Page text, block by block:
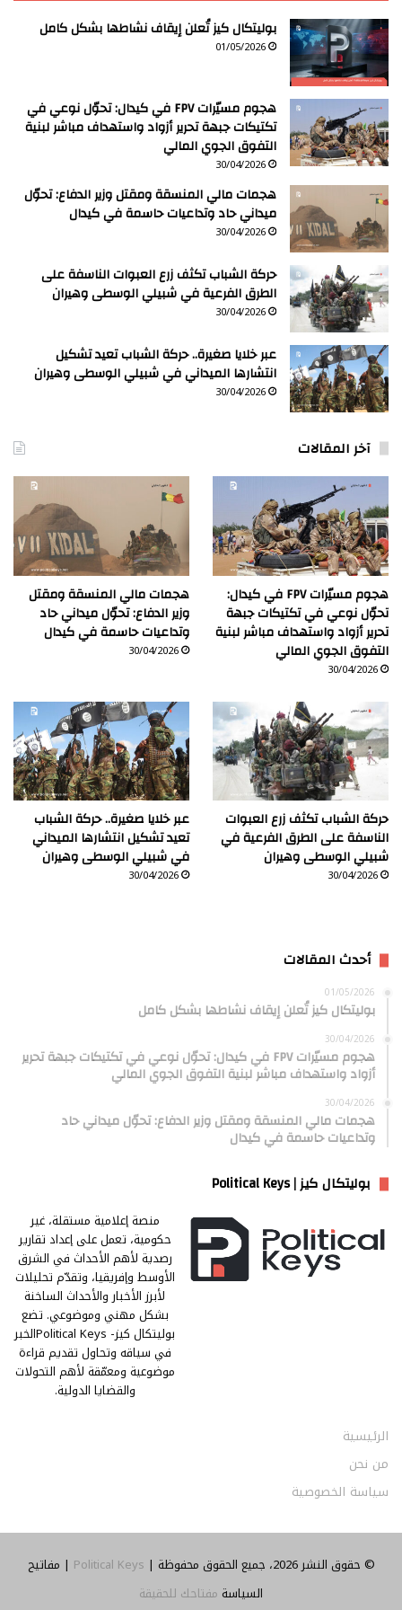
بوليتكال كيز تُعلن إيقاف نشاطها بشكل كامل
01/05/2026
هجوم مسيّرات FPV في كيدال: تحوّل نوعي في
تكتيكات جبهة تحرير أزواد واستهداف مباشر لبنية
التفوق الجوي المالي
30/04/2026
هجمات مالي المنسقة ومقتل وزير الدفاع: تحوّل
ميداني حاد وتداعيات حاسمة في كيدال
30/04/2026
حركة الشباب تكثف زرع العبوات الناسفة على
الطرق الفرعية في شبيلي الوسطى وهيران
30/04/2026
عبر خلايا صغيرة.. حركة الشباب تعيد تشكيل
انتشارها الميداني في شبيلي الوسطى وهيران
30/04/2026
آخر المقالات
هجوم مسيّرات FPV في كيدال:
تحوّل نوعي في تكتيكات جبهة
تحرير أزواد واستهداف مباشر لبنية
التفوق الجوي المالي
30/04/2026
هجمات مالي المنسقة ومقتل
وزير الدفاع: تحوّل ميداني حاد
وتداعيات حاسمة في كيدال
30/04/2026
حركة الشباب تكثف زرع العبوات
الناسفة على الطرق الفرعية في
شبيلي الوسطى وهيران
30/04/2026
عبر خلايا صغيرة.. حركة الشباب
تعيد تشكيل انتشارها الميداني
في شبيلي الوسطى وهيران
30/04/2026
أحدث المقالات
01/05/2026
بوليتكال كيز تُعلن إيقاف نشاطها بشكل كامل
30/04/2026
هجوم مسيّرات FPV في كيدال: تحوّل نوعي في تكتيكات جبهة تحرير
أزواد واستهداف مباشر لبنية التفوق الجوي المالي
30/04/2026
هجمات مالي المنسقة ومقتل وزير الدفاع: تحوّل ميداني حاد
وتداعيات حاسمة في كيدال
بوليتكال كيز | Political Keys
منصة إعلامية مستقلة، غير
حكومية، تعمل على إعداد تقارير
رصدية لأهم الأحداث في الشرق
الأوسط وإفريقيا، وتقدّم تحليلات
لأبرز الأخبار والأحداث الساخنة
بشكل مهني وموضوعي. تضع
بوليتكال كيز- Political Keysالخبر
في سياقه وتحاول تقديم قراءة
موضوعية ومعمّقة لأهم التحولات
والقضايا الدولية.
الرئيسية
من نحن
سياسة الخصوصية
© حقوق النشر 2026، جميع الحقوق محفوظة | Political Keys | مفاتيح
السياسة مفتاحك للحقيقة